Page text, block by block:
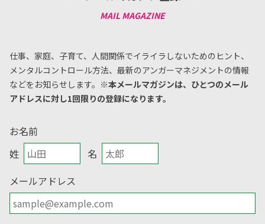
仕事、家庭、子育て、人間関係でイライラしないためのヒント、
メンタルコントロール方法、 最新のアンガーマネジメントの情報
などをお知らせします。 ※本メールマガジンは、ひとつのメール
アドレスに対し1回限りの登録になります。
お名前
姓
名
メールアドレス